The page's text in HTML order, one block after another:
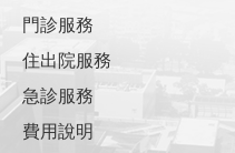
門診服務
住出院服務
急診服務
費用說明